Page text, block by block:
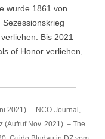
wurde 1861 von
Bis 2021
of Honor verliehen,
2021). – NCO-Journal,
(Aufruf Nov. 2021). – The